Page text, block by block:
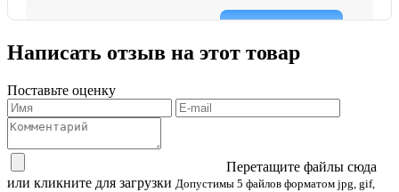
Написать отзыв на этот товар
Поставьте оценку
Перетащите файлы сюда
или кликните для загрузки Допустимы 5 файлов форматом jpg, gif,